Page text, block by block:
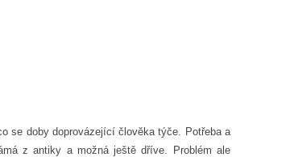
se doby doprovázející člověka týče. Potřeba a
z antiky a možná ještě dříve. Problém ale